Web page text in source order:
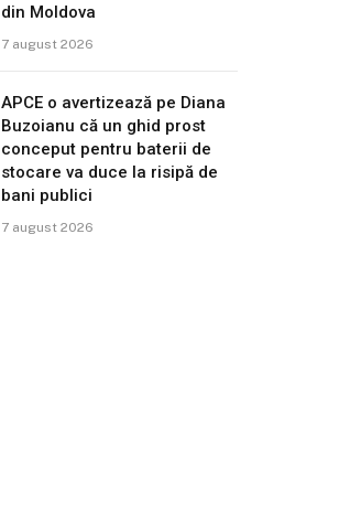
din Moldova
7 august 2026
APCE o avertizează pe Diana
Buzoianu că un ghid prost
conceput pentru baterii de
stocare va duce la risipă de
bani publici
7 august 2026